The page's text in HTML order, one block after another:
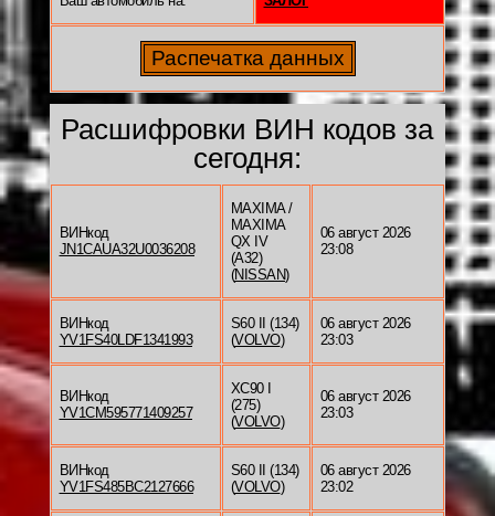
Расшифровки ВИН кодов за
сегодня:
ВИНкод
JN1CAUA32U0036208
MAXIMA /
MAXIMA
QX IV
(A32)
(NISSAN)
06 август 2026
23:08
ВИНкод
YV1FS40LDF1341993
S60 II (134)
(VOLVO)
06 август 2026
23:03
ВИНкод
YV1CM595771409257
XC90 I
(275)
(VOLVO)
06 август 2026
23:03
ВИНкод
YV1FS485BC2127666
S60 II (134)
(VOLVO)
06 август 2026
23:02